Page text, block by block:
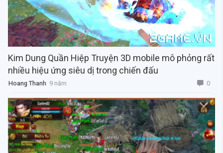
Kim Dung Quần Hiệp Truyện 3D mobile mô phỏng rất
nhiều hiệu ứng siêu dị trong chiến đấu
Hoang Thanh 9 năm 0